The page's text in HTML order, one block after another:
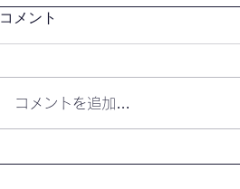
コメント
コメントを追加…